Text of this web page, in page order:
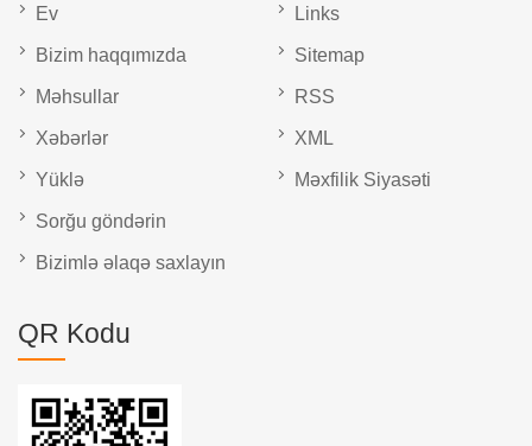
Ev
Bizim haqqımızda
Məhsullar
Xəbərlər
Yüklə
Sorğu göndərin
Bizimlə əlaqə saxlayın
Links
Sitemap
RSS
XML
Məxfilik Siyasəti
QR Kodu